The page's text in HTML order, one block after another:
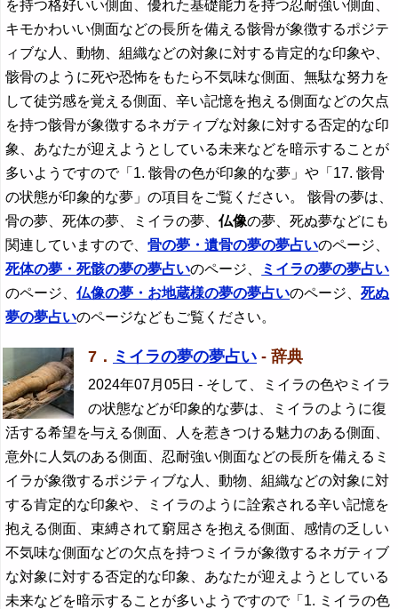
を持つ格好いい側面、優れた基礎能力を持つ忍耐強い側面、
キモかわいい側面などの長所を備える骸骨が象徴するポジテ
ィブな人、動物、組織などの対象に対する肯定的な印象や、
骸骨のように死や恐怖をもたら不気味な側面、無駄な努力を
して徒労感を覚える側面、辛い記憶を抱える側面などの欠点
を持つ骸骨が象徴するネガティブな対象に対する否定的な印
象、あなたが迎えようとしている未来などを暗示することが
多いようですので「1. 骸骨の色が印象的な夢」や「17. 骸骨
の状態が印象的な夢」の項目をご覧ください。 骸骨の夢は、
骨の夢、死体の夢、ミイラの夢、仏像の夢、死ぬ夢などにも
関連していますので、骨の夢・遺骨の夢の夢占いのページ、
死体の夢・死骸の夢の夢占いのページ、
ミイラの夢の夢占い
のページ、仏像の夢・お地蔵様の夢の夢占いのページ、死ぬ
夢の夢占いのページなどもご覧ください。
7． ミイラの夢の夢占い - 辞典
2024年07月05日 - そして、ミイラの色やミイラ
の状態などが印象的な夢は、ミイラのように復
活する希望を与える側面、人を惹きつける魅力のある側面、
意外に人気のある側面、忍耐強い側面などの長所を備えるミ
イラが象徴するポジティブな人、動物、組織などの対象に対
する肯定的な印象や、ミイラのように詮索される辛い記憶を
抱える側面、束縛されて窮屈さを抱える側面、感情の乏しい
不気味な側面などの欠点を持つミイラが象徴するネガティブ
な対象に対する否定的な印象、あなたが迎えようとしている
未来などを暗示することが多いようですので「1. ミイラの色